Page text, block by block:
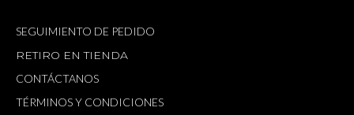
SEGUIMIENTO DE PEDIDO
RETIRO EN TIENDA
CONTÁCTANOS
TÉRMINOS Y CONDICIONES